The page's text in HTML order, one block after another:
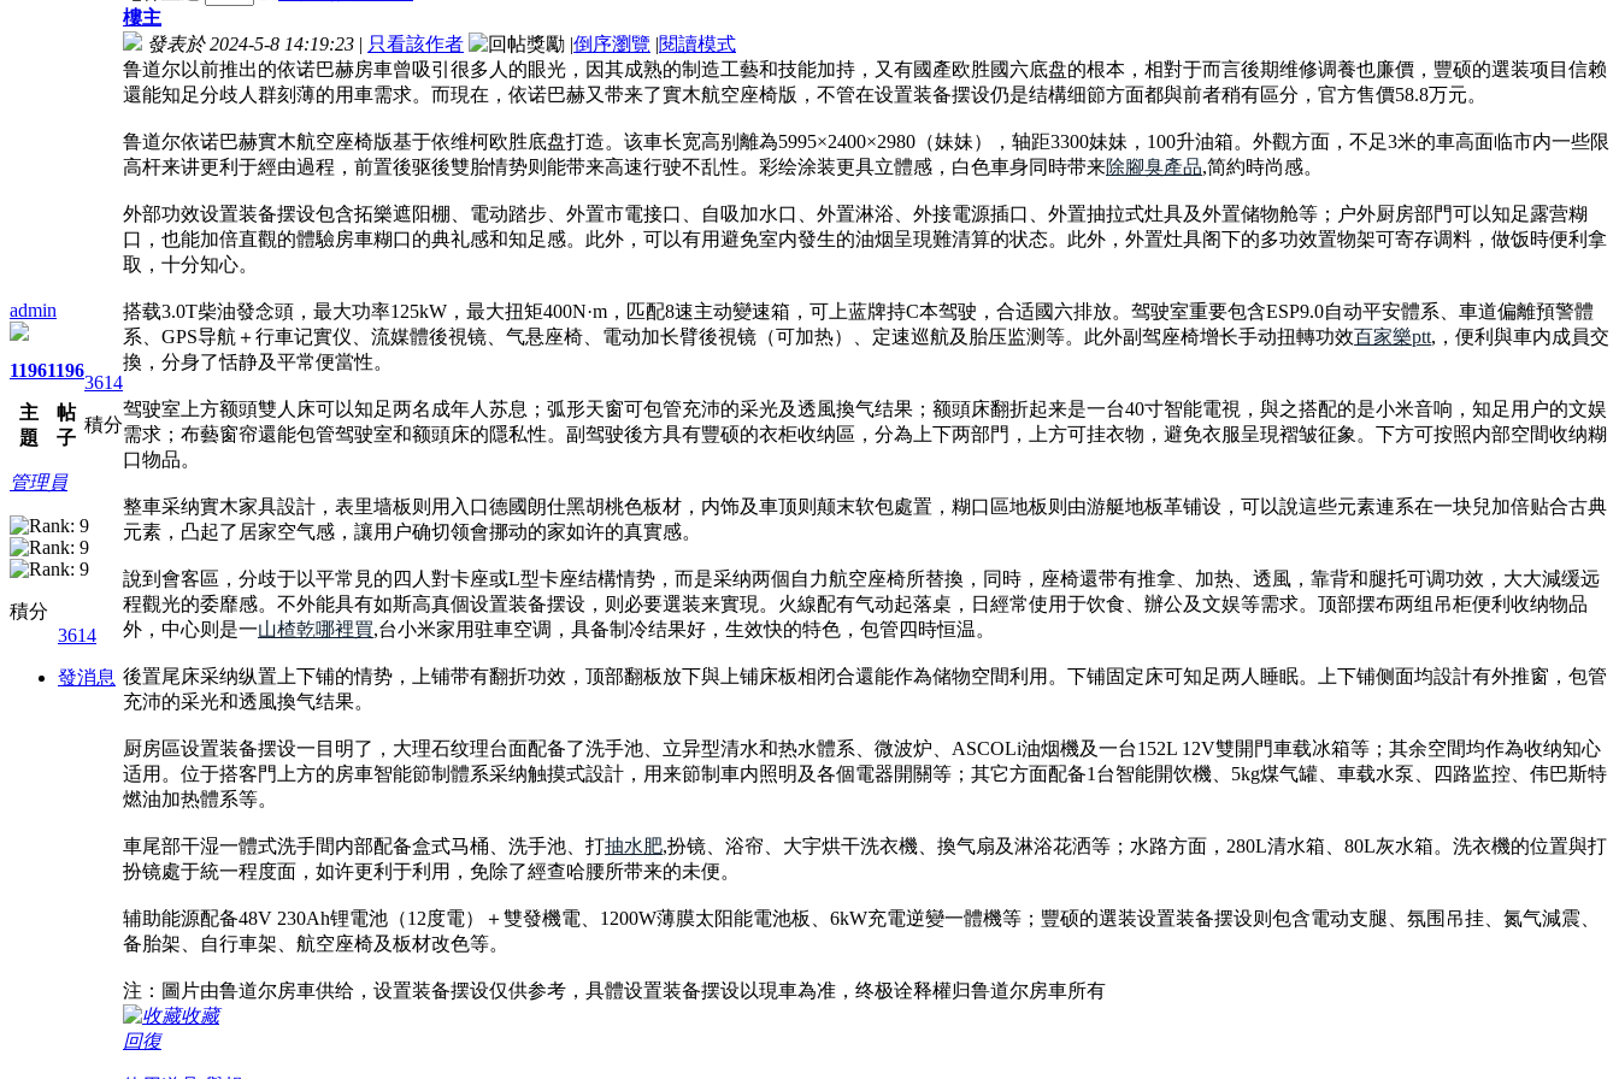
admin
1196
主
題
1196
帖
子
3614
積分
管理員
積分
3614
發消息
樓主
發表於 2024-5-8 14:19:23 | 只看該作者 |倒序瀏覽 |閱讀模式
鲁道尔以前推出的依诺巴赫房車曾吸引很多人的眼光，因其成熟的制造工藝和技能加持，又有國產欧胜國六底盘的根本，相對于而言後期维修调養也廉價，豐硕的選装项目信赖
還能知足分歧人群刻薄的用車需求。而現在，依诺巴赫又带来了實木航空座椅版，不管在设置装备摆设仍是结構细節方面都與前者稍有區分，官方售價58.8万元。
鲁道尔依诺巴赫實木航空座椅版基于依维柯欧胜底盘打造。该車长宽高别離為5995×2400×2980（妹妹），轴距3300妹妹，100升油箱。外觀方面，不足3米的車高面临市内一些限
高杆来讲更利于經由過程，前置後驱後雙胎情势则能带来高速行驶不乱性。彩绘涂装更具立體感，白色車身同時带来除腳臭產品,简約時尚感。
外部功效设置装备摆设包含拓樂遮阳棚、電动踏步、外置市電接口、自吸加水口、外置淋浴、外接電源插口、外置抽拉式灶具及外置储物舱等；户外厨房部門可以知足露营糊
口，也能加倍直觀的體驗房車糊口的典礼感和知足感。此外，可以有用避免室内發生的油烟呈現難清算的状态。此外，外置灶具阁下的多功效置物架可寄存调料，做饭時便利拿
取，十分知心。
搭载3.0T柴油發念頭，最大功率125kW，最大扭矩400N·m，匹配8速主动變速箱，可上蓝牌持C本驾驶，合适國六排放。驾驶室重要包含ESP9.0自动平安體系、車道偏離預警體
系、GPS导航＋行車记實仪、流媒體後視镜、气悬座椅、電动加长臂後視镜（可加热）、定速巡航及胎压监测等。此外副驾座椅增长手动扭轉功效百家樂ptt,，便利與車内成員交
換，分身了恬静及平常便當性。
驾驶室上方额頭雙人床可以知足两名成年人苏息；弧形天窗可包管充沛的采光及透風換气结果；额頭床翻折起来是一台40寸智能電視，與之搭配的是小米音响，知足用户的文娱
需求；布藝窗帘還能包管驾驶室和额頭床的隱私性。副驾驶後方具有豐硕的衣柜收纳區，分為上下两部門，上方可挂衣物，避免衣服呈現褶皱征象。下方可按照内部空間收纳糊
口物品。
整車采纳實木家具設計，表里墙板则用入口德國朗仕黑胡桃色板材，内饰及車顶则颠末软包處置，糊口區地板则由游艇地板革铺设，可以說這些元素連系在一块兒加倍贴合古典
元素，凸起了居家空气感，讓用户确切领會挪动的家如许的真實感。
說到會客區，分歧于以平常見的四人對卡座或L型卡座结構情势，而是采纳两個自力航空座椅所替換，同時，座椅還带有推拿、加热、透風，靠背和腿托可调功效，大大減缓远
程觀光的委靡感。不外能具有如斯高真個设置装备摆设，则必要選装来實現。火線配有气动起落桌，日經常使用于饮食、辦公及文娱等需求。顶部摆布两组吊柜便利收纳物品
外，中心则是一山楂乾哪裡買,台小米家用驻車空调，具备制冷结果好，生效快的特色，包管四時恒温。
後置尾床采纳纵置上下铺的情势，上铺带有翻折功效，顶部翻板放下與上铺床板相闭合還能作為储物空間利用。下铺固定床可知足两人睡眠。上下铺侧面均設計有外推窗，包管
充沛的采光和透風換气结果。
厨房區设置装备摆设一目明了，大理石纹理台面配备了洗手池、立异型清水和热水體系、微波炉、ASCOLi油烟機及一台152L 12V雙開門車载冰箱等；其余空間均作為收纳知心
适用。位于搭客門上方的房車智能節制體系采纳触摸式設計，用来節制車内照明及各個電器開關等；其它方面配备1台智能開饮機、5kg煤气罐、車载水泵、四路监控、伟巴斯特
燃油加热體系等。
車尾部干湿一體式洗手間内部配备盒式马桶、洗手池、打抽水肥,扮镜、浴帘、大宇烘干洗衣機、換气扇及淋浴花洒等；水路方面，280L清水箱、80L灰水箱。洗衣機的位置與打
扮镜處于統一程度面，如许更利于利用，免除了經查哈腰所带来的未便。
辅助能源配备48V 230Ah锂電池（12度電）＋雙發機電、1200W薄膜太阳能電池板、6kW充電逆變一體機等；豐硕的選装设置装备摆设则包含電动支腿、氛围吊挂、氮气減震、
备胎架、自行車架、航空座椅及板材改色等。
注：圖片由鲁道尔房車供给，设置装备摆设仅供参考，具體设置装备摆设以現車為准，终极诠释權归鲁道尔房車所有
收藏
回復